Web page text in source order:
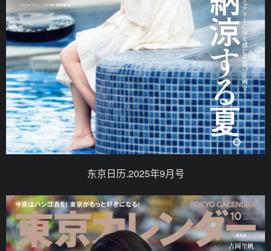
东京日历.2025年9月号